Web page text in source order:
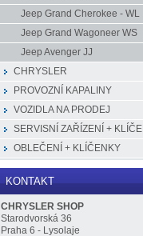
Jeep Grand Cherokee - WL
Jeep Grand Wagoneer WS
Jeep Avenger JJ
CHRYSLER
PROVOZNÍ KAPALINY
VOZIDLA NA PRODEJ
SERVISNÍ ZAŘÍZENÍ + KLÍČE
OBLEČENÍ + KLÍČENKY
KONTAKT
CHRYSLER SHOP
Starodvorská 36
Praha 6 - Lysolaje